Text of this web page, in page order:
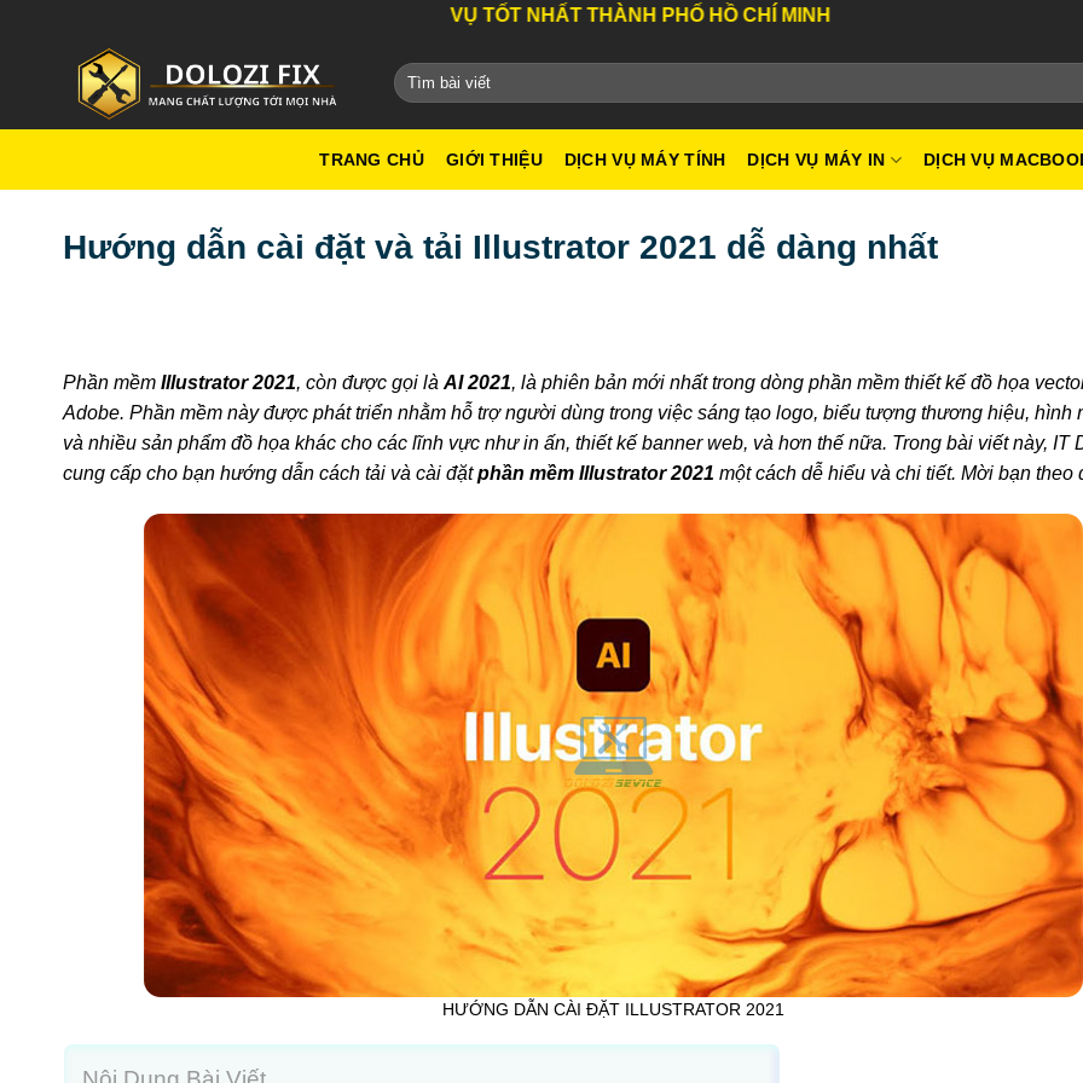
DỊCH VỤ TỐT NHẤT THÀNH PHỐ HỒ CHÍ MINH
TRANG CHỦ GIỚI THIỆU DỊCH VỤ MÁY TÍNH DỊCH VỤ MÁY IN DỊCH VỤ
Hướng dẫn cài đặt và tải Illustrator 2021 dễ dàng nhất
Phần mềm Illustrator 2021, còn được gọi là AI 2021, là phiên bản mới nhất trong dòng phần mềm thiết kế đồ họa
Adobe. Phần mềm này được phát triển nhằm hỗ trợ người dùng trong việc sáng tạo logo, biểu tượng thương hiệu, hình
và nhiều sản phẩm đồ họa khác cho các lĩnh vực như in ấn, thiết kế banner web, và hơn thế nữa. Trong bài viết này, IT
cung cấp cho bạn hướng dẫn cách tải và cài đặtphần mềm Illustrator 2021 một cách dễ hiểu và chi tiết. Mời bạn theo
HƯỚNG DẪN CÀI ĐẶT ILLUSTRATOR 2021